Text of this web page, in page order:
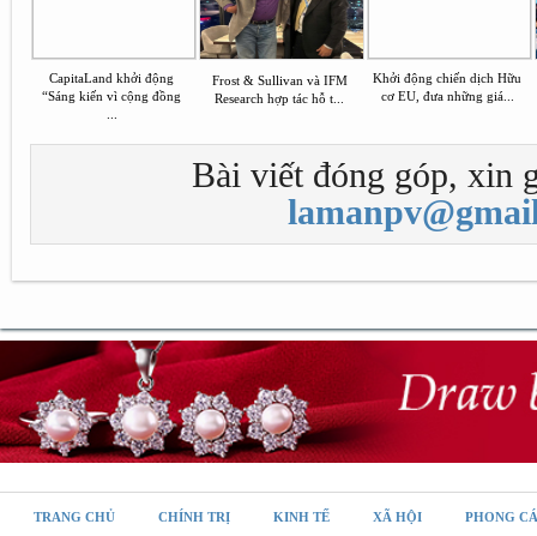
CapitaLand khởi động
“Sáng kiến vì cộng đồng
Frost & Sullivan và IFM
Research hợp tác hỗ t...
Khởi động chiến dịch Hữu
cơ EU, đưa những giá...
Bài viết đóng góp, xin
TRANG CHỦ CHÍNH TRỊ KINH TẾ XÃ HỘI PHONG